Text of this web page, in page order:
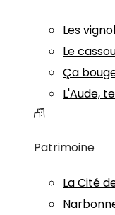
Les
Le
Ça
L'Aude,
Patrimoine
La Cité